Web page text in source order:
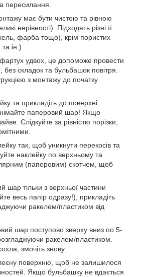
пересилання.
має бути чистою та рівною
нерівності). Підходять різні її
фарба тощо), крім пористих
ін.)
фартух удвох, це допоможе провести
без складок та бульбашок повітря.
з монтажу до початку
та прикладіть до поверхні
паперовий шар! Якщо
Слідкуйте за рівністю порізки,
так, щоб уникнути перекосів та
наклейку по верхньому та
(паперовим) скотчем, щоб
шар тільки з верхньої частини
весь папір одразу!), прикладіть
ракелем/пластиком від
шар поступово зверху вниз по 5-
ракелем/пластиком.
змочіть знову.
поверхню, щоб не залишилося
Якщо бульбашку не вдається